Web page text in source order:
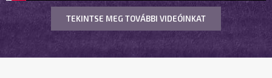
TEKINTSE MEG TOVÁBBI VIDEÓINKAT